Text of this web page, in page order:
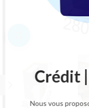
Crédit
Nous vous